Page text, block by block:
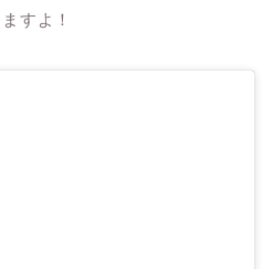
すよ！